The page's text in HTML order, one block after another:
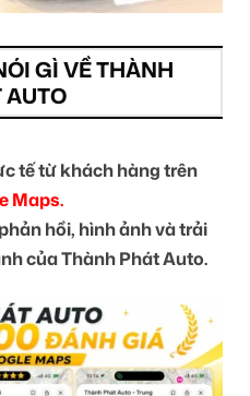
GÌ VỀ THÀNH
AUTO
tế từ khách hàng trên
Maps.
hồi, hình ảnh và trải
của Thành Phát Auto.